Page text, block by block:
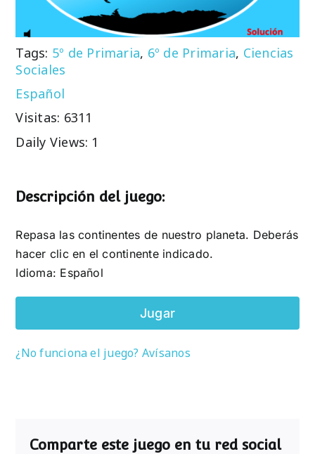
Tags: 5º de Primaria, 6º de Primaria, Ciencias
Sociales
Español
Visitas: 6311
Daily Views: 1
Descripción del juego:
Repasa las continentes de nuestro planeta. Deberás
hacer clic en el continente indicado.
Idioma: Español
Jugar
¿No funciona el juego? Avísanos
Comparte este juego en tu red social